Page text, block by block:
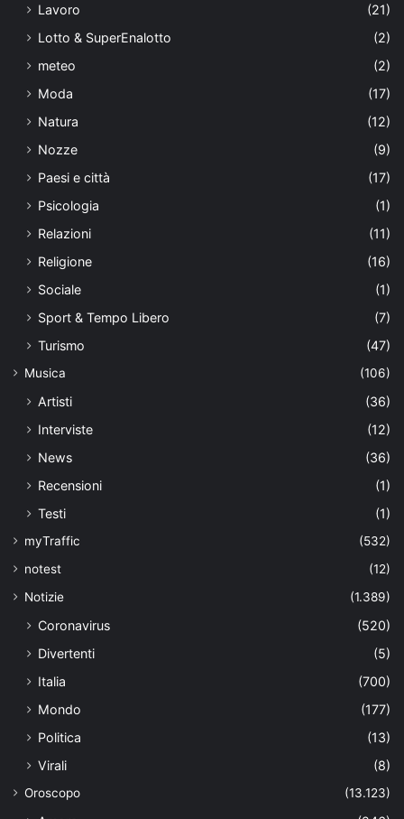
Lavoro
(21)
Lotto & SuperEnalotto
(2)
meteo
(2)
Moda
(17)
Natura
(12)
Nozze
(9)
Paesi e città
(17)
Psicologia
(1)
Relazioni
(11)
Religione
(16)
Sociale
(1)
Sport & Tempo Libero
(7)
Turismo
(47)
Musica (106)
Artisti
(36)
Interviste
(12)
News
(36)
Recensioni
(1)
Testi
(1)
myTraffic
(532)
notest
(12)
Notizie
(1.389)
Coronavirus
(520)
Divertenti
(5)
Italia
(700)
Mondo
(177)
Politica
(13)
Virali
(8)
Oroscopo (13.123)